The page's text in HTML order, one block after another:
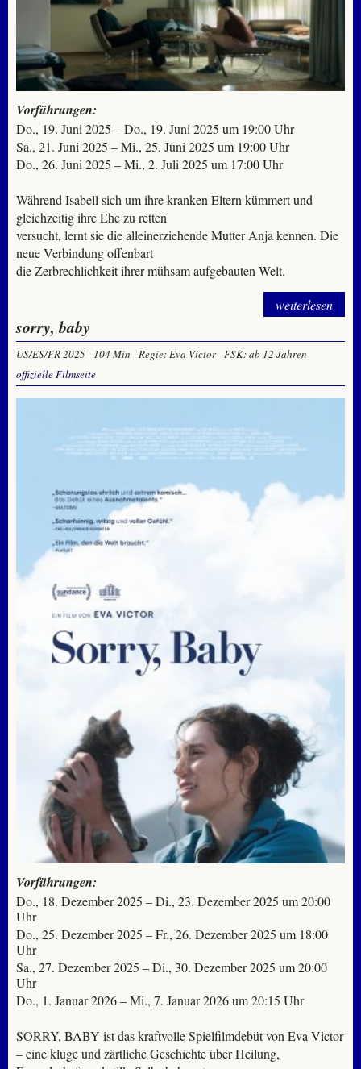
Vorführungen:
Do., 19. Juni 2025 – Do., 19. Juni 2025 um 19:00 Uhr
Sa., 21. Juni 2025 – Mi., 25. Juni 2025 um 19:00 Uhr
Do., 26. Juni 2025 – Mi., 2. Juli 2025 um 17:00 Uhr
Während Isabell sich um ihre kranken Eltern kümmert und
gleichzeitig ihre Ehe zu retten
versucht, lernt sie die alleinerziehende Mutter Anja kennen. Die
neue Verbindung offenbart
die Zerbrechlichkeit ihrer mühsam aufgebauten Welt.
weiterlesen
sorry, baby
US/ES/FR 2025 104 Min Regie: Eva Victor FSK: ab 12 Jahren
offizielle Filmseite
Vorführungen:
Do., 18. Dezember 2025 – Di., 23. Dezember 2025 um 20:00
Uhr
Do., 25. Dezember 2025 – Fr., 26. Dezember 2025 um 18:00
Uhr
Sa., 27. Dezember 2025 – Di., 30. Dezember 2025 um 20:00
Uhr
Do., 1. Januar 2026 – Mi., 7. Januar 2026 um 20:15 Uhr
SORRY, BABY ist das kraftvolle Spielfilmdebüt von Eva Victor
– eine kluge und zärtliche Geschichte über Heilung,